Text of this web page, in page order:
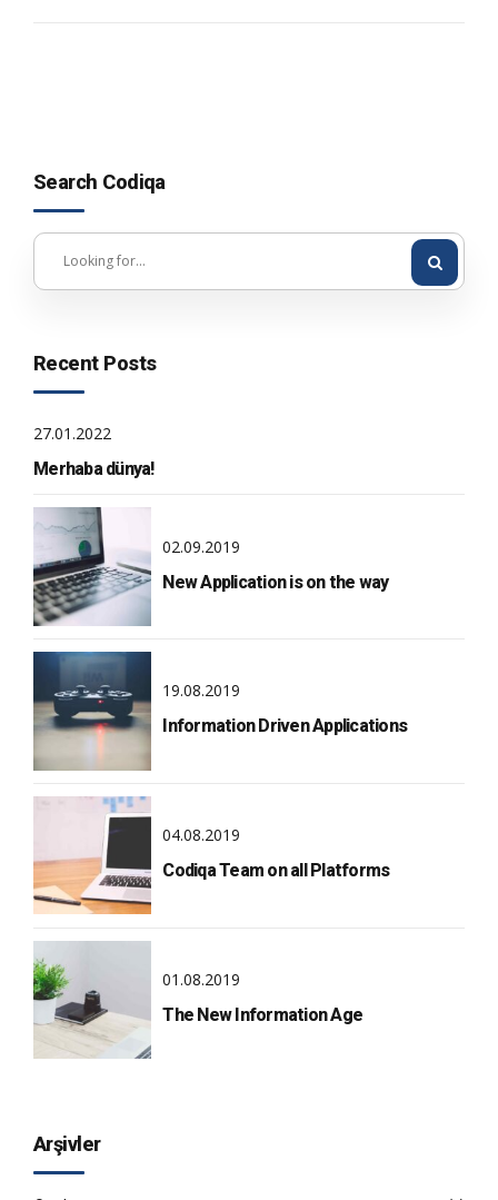
Search Codiqa
Recent Posts
27.01.2022
Merhaba dünya!
02.09.2019
New Application is on the way
19.08.2019
Information Driven Applications
04.08.2019
Codiqa Team on all Platforms
01.08.2019
The New Information Age
Arşivler